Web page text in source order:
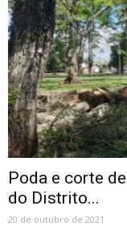
Poda e corte
do Distrito...
20 de outubro de 2021